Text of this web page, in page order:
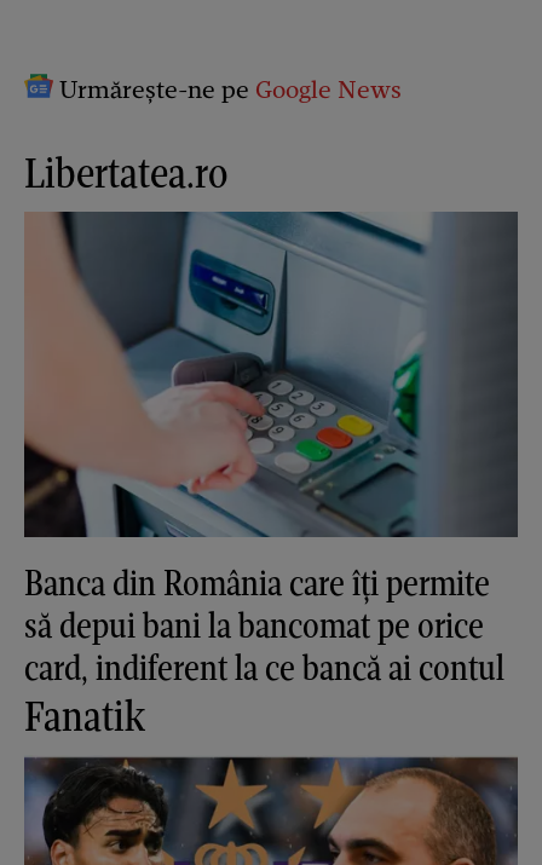
Urmărește-ne pe Google News
Libertatea.ro
Banca din România care îți permite
să depui bani la bancomat pe orice
card, indiferent la ce bancă ai contul
Fanatik